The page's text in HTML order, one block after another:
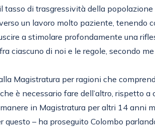
tasso di trasgressività della popolazione
un lavoro molto paziente, tenendo
a stimolare profondamente una
ciascuno di noi e le regole, secondo
Magistratura per ragioni che
è necessario fare dell’altro, rispetto a
in Magistratura per altri 14 anni
– ha proseguito Colombo